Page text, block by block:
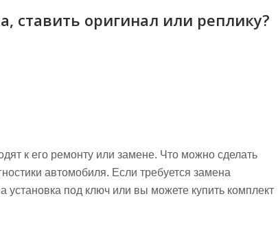
ставить оригинал или реплику?
к его ремонту или замене. Что можно сделать
автомобиля. Если требуется замена
установка под ключ или вы можете купить комплект